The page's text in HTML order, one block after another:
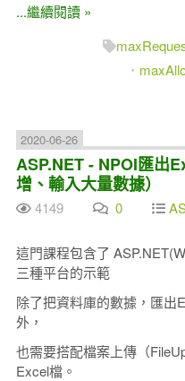
...繼續閱讀 »
2020-06-26
ASP.NET - NPOI匯出
增、輸入大量數據）
4149 0
這門課程包含了
三種平台的示範
除了把資料庫的數據，匯出
外，
也需要搭配檔案上傳（
Excel檔。